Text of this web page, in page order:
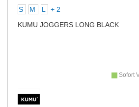
S M L
+ 2
KUMU JOGGERS LONG BLACK
Sofort